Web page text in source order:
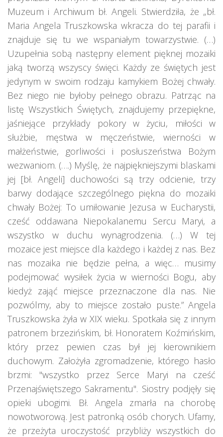
Muzeum i Archiwum bł. Angeli. Stwierdziła, że „bł.
Maria Angela Truszkowska wkracza do tej parafii i
znajduje się tu we wspaniałym towarzystwie. (…)
Uzupełnia sobą następny element pięknej mozaiki
jaką tworzą wszyscy święci. Każdy ze świętych jest
jedynym w swoim rodzaju kamykiem Bożej chwały.
Bez niego nie byłoby pełnego obrazu. Patrząc na
listę Wszystkich Świętych, znajdujemy przepiękne,
jaśniejące przykłady pokory w życiu, miłości w
służbie, męstwa w męczeństwie, wierności w
małżeństwie, gorliwości i posłuszeństwa Bożym
wezwaniom. (….) Myślę, że najpiękniejszymi blaskami
jej [bł. Angeli] duchowości są trzy odcienie, trzy
barwy dodające szczególnego piękna do mozaiki
chwały Bożej: To umiłowanie Jezusa w Eucharystii,
cześć oddawana Niepokalanemu Sercu Maryi, a
wszystko w duchu wynagrodzenia. (…) W tej
mozaice jest miejsce dla każdego i każdej z nas. Bez
nas mozaika nie będzie pełna, a więc… musimy
podejmować wysiłek życia w wierności Bogu, aby
kiedyż zająć miejsce przeznaczone dla nas. Nie
pozwólmy, aby to miejsce zostało puste.” Angela
Truszkowska żyła w XIX wieku. Spotkała się z innym
patronem brzezińskim, bł. Honoratem Koźmińskim,
który przez pewien czas był jej kierownikiem
duchowym. Założyła zgromadzenie, którego hasło
brzmi: "wszystko przez Serce Maryi na cześć
Przenajświętszego Sakramentu". Siostry podjęły się
opieki ubogimi. Bł. Angela zmarła na chorobę
nowotworową. Jest patronką osób chorych. Ufamy,
że przeżyta uroczystość przybliży wszystkich do